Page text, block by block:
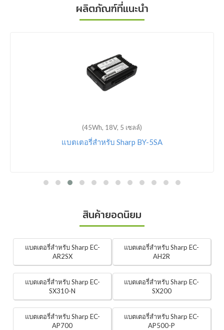
ผลิตภัณฑ์ที่แนะนำ
(45Wh, 18V, 5 เซลล์)
แบตเตอรี่สำหรับ Sharp BY-5SA
สินค้ายอดนิยม
แบตเตอรี่สำหรับ Sharp EC-
AR2SX
แบตเตอรี่สำหรับ Sharp EC-
AH2R
แบตเตอรี่สำหรับ Sharp EC-
SX310-N
แบตเตอรี่สำหรับ Sharp EC-
SX200
แบตเตอรี่สำหรับ Sharp EC-
AP700
แบตเตอรี่สำหรับ Sharp EC-
AP500-P